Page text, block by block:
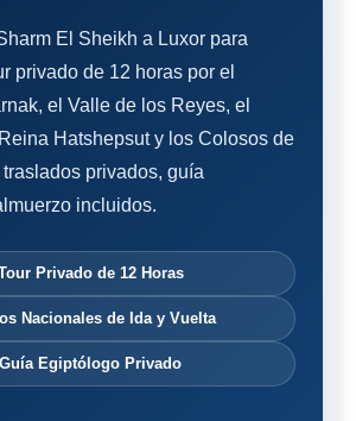
El Sheikh a Luxor para
privado de 12 horas por el
el Valle de los Reyes, el
Hatshepsut y los Colosos de
privados, guía
incluidos.
Privado de 12 Horas
Nacionales de Ida y Vuelta
Guía Egiptólogo Privado